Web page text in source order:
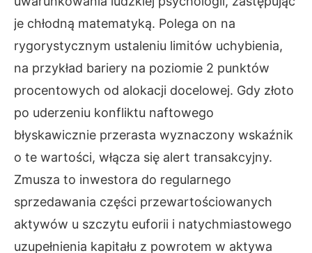
je chłodną matematyką. Polega on na
rygorystycznym ustaleniu limitów uchybienia,
na przykład bariery na poziomie 2 punktów
procentowych od alokacji docelowej. Gdy złoto
po uderzeniu konfliktu naftowego
błyskawicznie przerasta wyznaczony wskaźnik
o te wartości, włącza się alert transakcyjny.
Zmusza to inwestora do regularnego
sprzedawania części przewartościowanych
aktywów u szczytu euforii i natychmiastowego
uzupełnienia kapitału z powrotem w aktywa